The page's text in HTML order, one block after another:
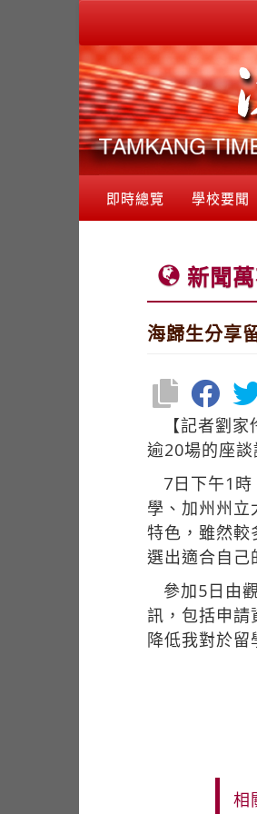
即時總覽 學校要聞
新聞
海歸生分享
【記者劉
逾20場的座
7日下午1
學、加州州
特色，雖然較
選出適合自己
參加5日由
訊，包括申請
降低我對於留
相